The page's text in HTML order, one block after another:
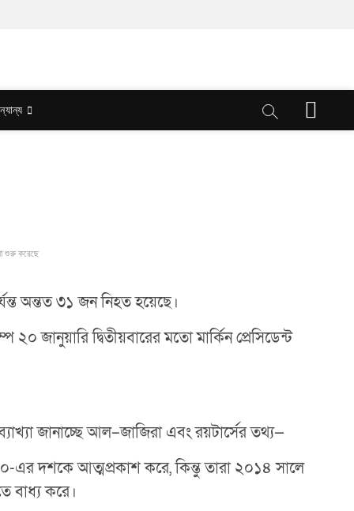
M
e
n
শুরু করেছে
অন্তত ৩১ জন নিহত হয়েছে।
জানুয়ারি দ্বিতীয়বারের মতো মার্কিন প্রেসিডেন্ট
জানাচ্ছে আল–জাজিরা এবং রয়টার্সের তথ্য—
এর দশকে আত্মপ্রকাশ করে, কিন্তু তারা ২০১৪ সালে
বাধ্য করে।